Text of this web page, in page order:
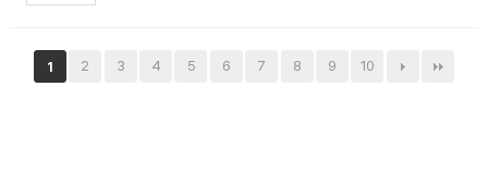
1 2 3 4 5 6 7 8 9 10